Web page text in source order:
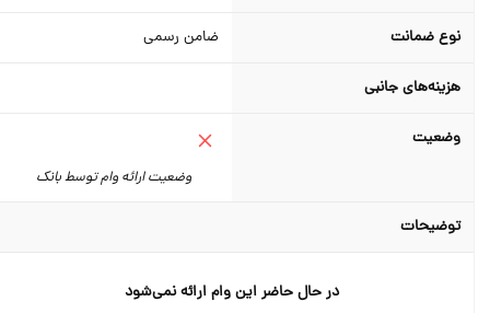
نوع ضمانت ضامن رسمی
هزینه‌های جانبی
وضعیت
وضعیت ارائه وام توسط بانک
توضیحات
در حال حاضر این وام ارائه نمی‌شود